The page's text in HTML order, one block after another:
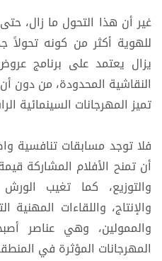
غير أن هذا التحول ما زال،
للهوية أكثر من كونه تحولاً
يزال يعتمد على برنامج
النقاشية المحدودة، من دون أن
تميز المهرجانات السينمائية
فلا توجد مسابقات تنافسية
أن تمنح الأفلام المشاركة
والتوزيع، كما تغيب الورش
والإنتاج، واللقاءات
والممولين، وهي عناصر
المهرجانات المؤثرة في